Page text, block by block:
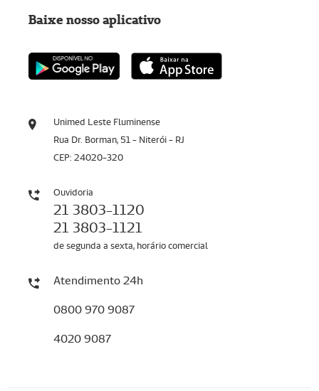
Unimed Leste Fluminense
Rua Dr. Borman, 51 - Niterói - RJ
CEP: 24020-320
Ouvidoria
21 3803-1120
21 3803-1121
de segunda a sexta, horário comercial
Atendimento 24h
0800 970 9087
4020 9087
Baixe nosso aplicativo